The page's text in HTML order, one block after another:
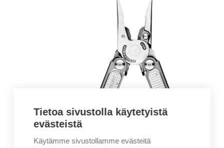
Tietoa sivustolla käytetyistä
evästeistä
Käytämme sivustollamme evästeitä